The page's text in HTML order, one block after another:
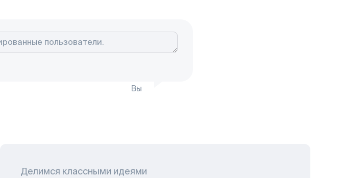
Вы
Делимся классными идеями